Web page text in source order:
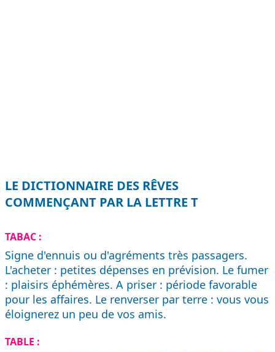
LE DICTIONNAIRE DES RÊVES
COMMENÇANT PAR LA LETTRE T
TABAC :
Signe d'ennuis ou d'agréments très passagers.
L'acheter : petites dépenses en prévision. Le fumer
: plaisirs éphémères. A priser : période favorable
pour les affaires. Le renverser par terre : vous vous
éloignerez un peu de vos amis.
TABLE :